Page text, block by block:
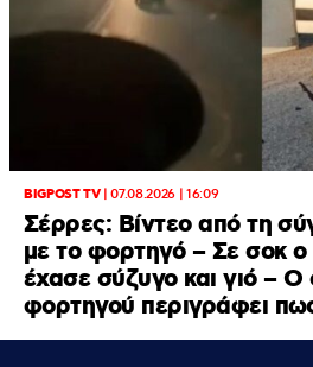
BIGPOST TV|07.08.2026 | 16:09
Σέρρες: Βίντεο από τη
με το φορτηγό – Σε σοκ
έχασε σύζυγο και γιό – Ο
φορτηγού περιγράφει